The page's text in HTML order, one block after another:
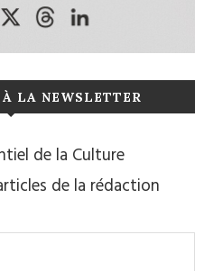
LA NEWSLETTER
de la Culture
de la rédaction